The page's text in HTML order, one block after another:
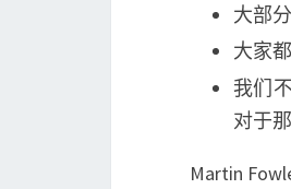
大部
大家
我们
对于
Martin